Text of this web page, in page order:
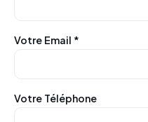
Votre Email *
Votre Téléphone